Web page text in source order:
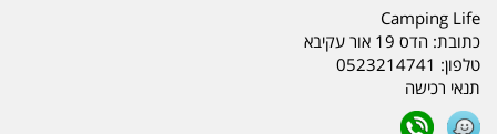
Camping Life
כתובת: הדס 19 אור עקיבא
טלפון: 0523214741
תנאי רכישה